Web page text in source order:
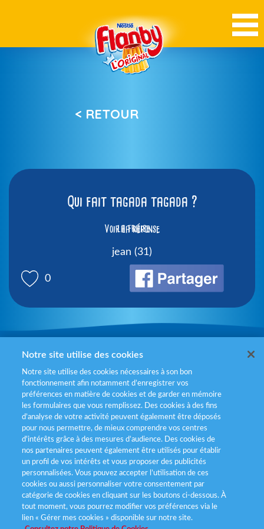
< RETOUR
Qui fait tagada tagada ?
Voir la réponse
la fraise
0
jean (31)
Mentions légales
Politiques de gestion des cookies
Politique données personnelles
Services consommateurs
Déclaration d’accessibilité
Notre site utilise des cookies
Notre site utilise des cookies nécessaires à son bon
fonctionnement afin notamment d’enregistrer vos
préférences en matière de cookies et de garder en mémoire
les formulaires que vous remplissez. Des cookies à des fins
d’analyse de votre activité peuvent également être déposés
pour nous permettre, de mieux comprendre vos centres
d'intérêts grâce à des mesures d’audience. Des cookies de
nos partenaires peuvent également être utilisés pour établir
un profil de vos intérêts et vous proposer des publicités
personnalisées. Vous pouvez accepter l’utilisation de ces
cookies ou aussi personnaliser votre consentement par
catégorie de cookies en cliquant sur les boutons ci-dessous. À
tout moment, vous pourrez modifier vos préférences via le
lien « Gérer mes cookies » disponible sur notre site.